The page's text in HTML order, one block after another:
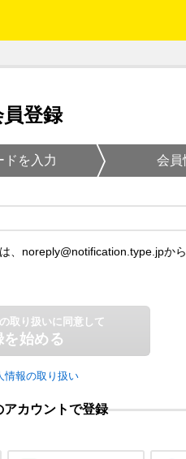
登録
ドを入力 会員
、noreply@notification.type.jpから
取り扱いに同意して
始める
情報の取り扱い
アカウントで登録